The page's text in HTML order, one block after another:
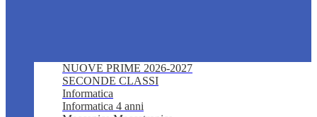
NUOVE PRIME 2026-2027
SECONDE CLASSI
Informatica
Informatica 4 anni